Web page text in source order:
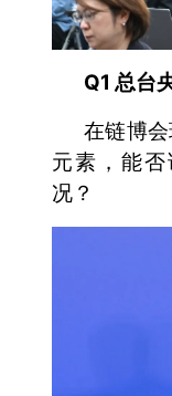
Q1 总台
在链博
元素，能
况？